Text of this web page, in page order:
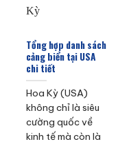
Tổng hợp danh sách
cảng biển tại USA
chi tiết
Hoa Kỳ (USA)
không chỉ là siêu
cường quốc về
kinh tế mà còn là